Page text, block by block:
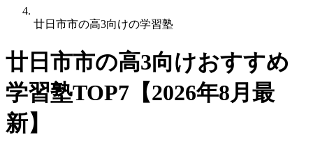
廿日市市の高3向けの学習塾
廿日市市の高3向けおすすめ
学習塾TOP7【2026年8月最
新】